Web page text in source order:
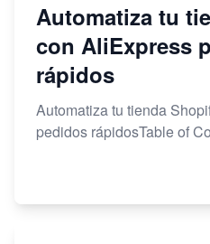
Automatiza tu
con AliExpress
rápidos
Automatiza tu tienda
pedidos rápidosTable of